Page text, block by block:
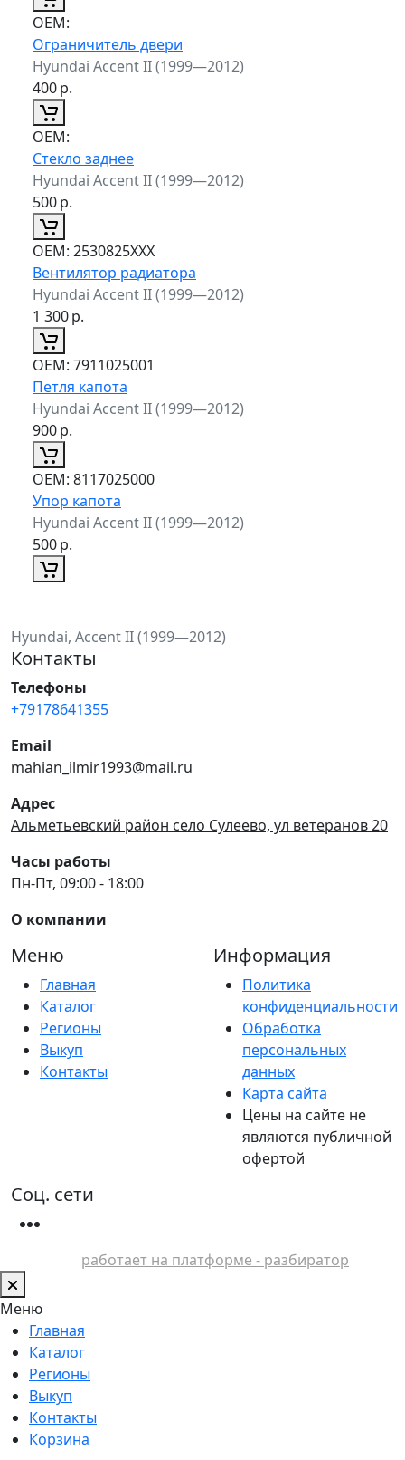
ОЕМ:
Ограничитель двери
Hyundai Accent II (1999—2012)
400р.
ОЕМ:
Стекло заднее
Hyundai Accent II (1999—2012)
500р.
ОЕМ: 2530825XXX
Вентилятор радиатора
Hyundai Accent II (1999—2012)
1 300р.
ОЕМ: 7911025001
Петля капота
Hyundai Accent II (1999—2012)
900р.
ОЕМ: 8117025000
Упор капота
Hyundai Accent II (1999—2012)
500р.
Hyundai, Accent II (1999—2012)
Контакты
Телефоны
+79178641355
Email
mahian_ilmir1993@mail.ru
Адрес
Альметьевский район село Сулеево, ул ветеранов 20
Часы работы
Пн-Пт, 09:00 - 18:00
О компании
Меню
Главная
Каталог
Регионы
Выкуп
Контакты
Информация
Политика
конфиденциальности
Обработка
персональных
данных
Карта сайта
Цены на сайте не
являются публичной
офертой
Соц. сети
работает на платформе - разбиратор
Меню
Главная
Каталог
Регионы
Выкуп
Контакты
Корзина